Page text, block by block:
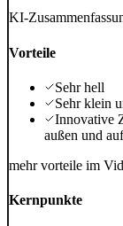
KI-
Vorteile
Sehr hell
Sehr klein
Innovative
außen und
mehr vorteile im
Kernpunkte